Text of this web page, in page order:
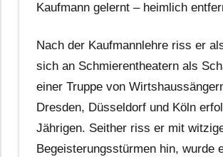
Kaufmann gelernt – heimlich
Nach der Kaufmannlehre riss er
sich an Schmierentheatern als
einer Truppe von
Dresden, Düsseldorf und Köln
Jährigen. Seither riss er mit
Begeisterungsstürmen hin, wurde